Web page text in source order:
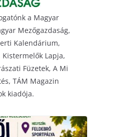
a Magyar
Mezőgazdaság,
Kalendárium,
Kistermelők Lapja,
Füzetek, A Mi
TÁM Magazin
kiadója.